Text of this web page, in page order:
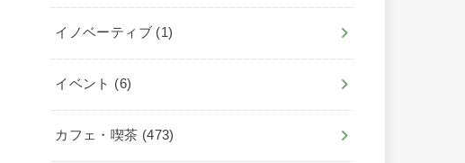
イノベーティブ (1)
イベント (6)
カフェ・喫茶 (473)